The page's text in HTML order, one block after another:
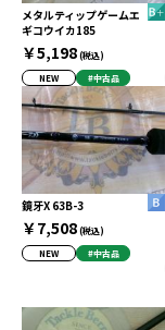
メタルティップゲームエ
ギコウイカ185
￥5,198(税込)
NEW
#中古品
鏡牙X 63B-3
￥7,508(税込)
NEW
#中古品